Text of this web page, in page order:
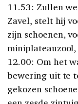
11.53: Zullen
Zavel, stelt hij
zijn schoenen,
12.00: Om het
bewering uit te
gekozen